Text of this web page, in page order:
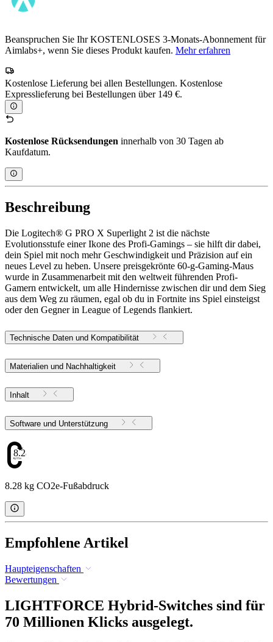
Beanspruchen Sie Ihr KOSTENLOSES 3-Monats-Abonnement für
Aimlabs+, wenn Sie dieses Produkt kaufen. Mehr erfahren
Kostenlose Lieferung bei allen Bestellungen. Kostenlose
Expresslieferung bei Bestellungen über 149 €.
Kostenlose Rücksendungen innerhalb von 30 Tagen ab
Kaufdatum.
Beschreibung
Die Logitech® G PRO X Superlight 2 ist die nächste
Evolutionsstufe einer Ikone des Profi-Gamings – sie hilft dir dabei,
dein Spiel mit noch mehr Geschwindigkeit und Präzision auf ein
neues Level zu heben. Unsere preisgekrönte 60-g-Gaming-Maus
wurde in Zusammenarbeit mit den weltweit führenden Profi-
Gamern entwickelt, um alle Hindernisse zwischen dir und dem Sieg
aus dem Weg zu räumen, egal ob du in Fortnite ins Spiel einsteigst
oder den Gegner in League of Legends flankiert.
Technische Daten und Kompatibilität
Materialien und Nachhaltigkeit
Inhalt
Software und Unterstützung
8.28
8.28 kg CO2e-Fußabdruck
Empfohlene Artikel
Haupteigenschaften
Bewertungen
LIGHTFORCE Hybrid-Switches sind für
70 Millionen Klicks ausgelegt.